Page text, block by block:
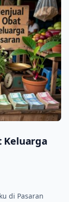
Keluarga
di Pasaran